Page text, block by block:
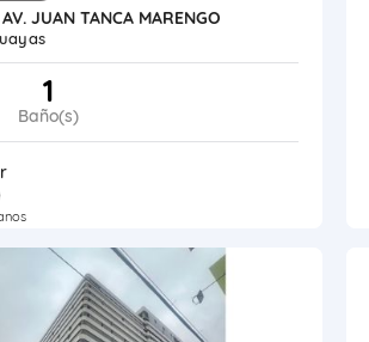
JUAN TANCA MARENGO
1
Baño(s)